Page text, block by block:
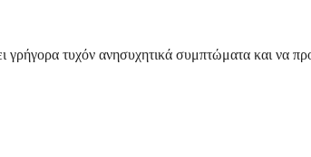
γρήγορα τυχόν ανησυχητικά συμπτώματα και να